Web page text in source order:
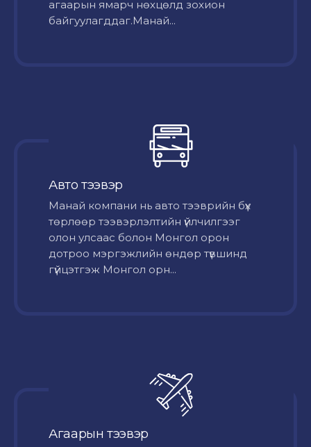
агаарын ямарч нөхцөлд зохион
байгуулагддаг.Манай...
Авто тээвэр
Mанай компани нь авто тээврийн бүх
төрлөөр тээвэрлэлтийн үйлчилгээг
олон улсаас болон Монгол орон
дотроо мэргэжлийн өндөр түвшинд
гүйцэтгэж Монгол орн...
Агаарын тээвэр